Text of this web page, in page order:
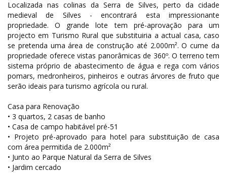
Localizada nas colinas da Serra de Silves, perto da cidade
medieval de Silves - encontrará esta impressionante
propriedade. O grande lote tem pré-aprovação para um
projecto em Turismo Rural que substituiria a actual casa, caso
se pretenda uma área de construção até 2.000m². O cume da
propriedade oferece vistas panorâmicas de 360º. O terreno tem
sistema próprio de abastecimento de água e rega com vários
pomars, medronheiros, pinheiros e outras árvores de fruto que
serão ideais para turismo agrícola ou rural.
Casa para Renovação
• 3 quartos, 2 casas de banho
• Casa de campo habitável pré-51
• Projeto pré-aprovado para hotel para substituição de casa
com área permitida de 2.000m²
• Junto ao Parque Natural da Serra de Silves
• Jardim cercado